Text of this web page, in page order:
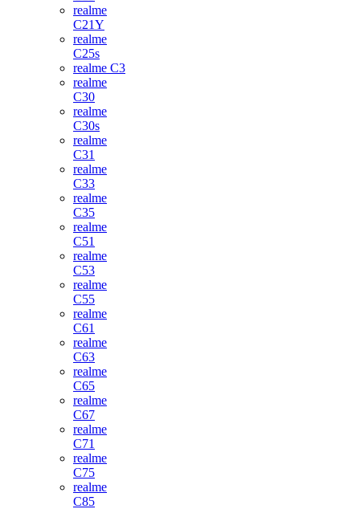
realme
C21Y
realme
C25s
realme C3
realme
C30
realme
C30s
realme
C31
realme
C33
realme
C35
realme
C51
realme
C53
realme
C55
realme
C61
realme
C63
realme
C65
realme
C67
realme
C71
realme
C75
realme
C85